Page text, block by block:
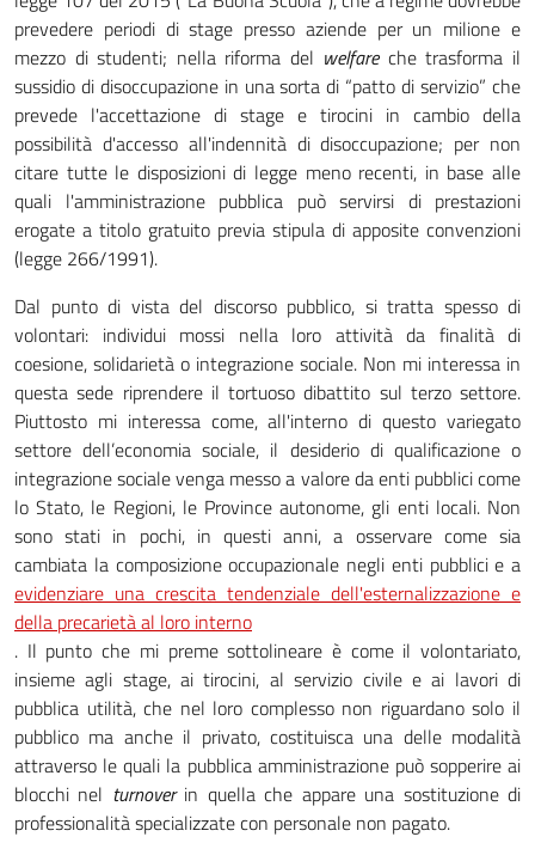
prevedere periodi di stage presso aziende per un milione e
mezzo di studenti; nella riforma del welfareche trasforma il
sussidio di disoccupazione in una sorta di “patto di servizio” che
prevede l'accettazione di stage e tirocini in cambio della
possibilità d'accesso all'indennità di disoccupazione; per non
citare tutte le disposizioni di legge meno recenti, in base alle
quali l'amministrazione pubblica può servirsi di prestazioni
erogate a titolo gratuito previa stipula di apposite convenzioni
(legge 266/1991).
Dal punto di vista del discorso pubblico, si tratta spesso di
volontari: individui mossi nella loro attività da finalità di
coesione, solidarietà o integrazione sociale. Non mi interessa in
questa sede riprendere il tortuoso dibattito sul terzo settore.
Piuttosto mi interessa come, all'interno di questo variegato
settore dell’economia sociale, il desiderio di qualificazione o
integrazione sociale venga messo a valore da enti pubblici come
lo Stato, le Regioni, le Province autonome, gli enti locali. Non
sono stati in pochi, in questi anni, a osservare come sia
cambiata la composizione occupazionale negli enti pubblici e a
evidenziare una crescita tendenziale dell'esternalizzazione e
della precarietà al loro interno
. Il punto che mi preme sottolineare è come il volontariato,
insieme agli stage, ai tirocini, al servizio civile e ai lavori di
pubblica utilità, che nel loro complesso non riguardano solo il
pubblico ma anche il privato, costituisca una delle modalità
attraverso le quali la pubblica amministrazione può sopperire ai
blocchi nel turnoverin quella che appare una sostituzione di
professionalità specializzate con personale non pagato.